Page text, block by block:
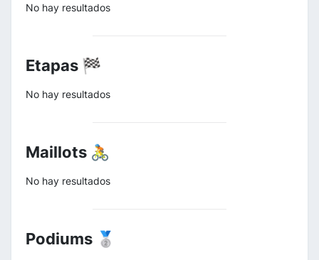
No hay resultados
Etapas 🏁
No hay resultados
Maillots 🚴
No hay resultados
Podiums 🥈